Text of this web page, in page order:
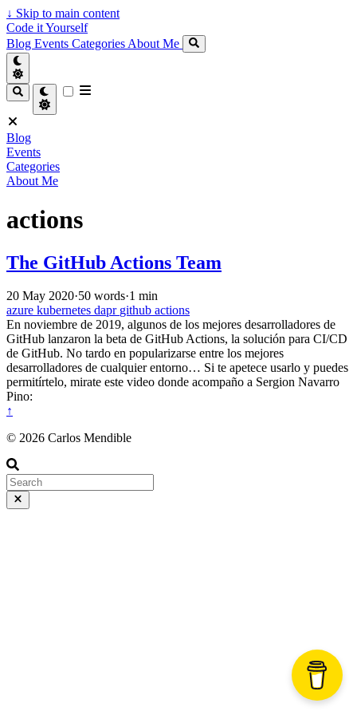
↓ Skip to main content
Code it Yourself
Blog Events Categories About Me
Blog
Events
Categories
About Me
actions
The GitHub Actions Team
20 May 2020·50 words·1 min
azure kubernetes dapr github actions
En noviembre de 2019, algunos de los mejores desarrolladores de
GitHub lanzaron la beta de GitHub Actions, la solución para CI/CD
de GitHub. No tardo en popularizarse entre los mejores
desarrolladores de cualquier entorno… Si te apetece usarlo y puedes
permitírtelo, mirate este video donde acompaño a Sergion Navarro
Pino:
↑
© 2026 Carlos Mendible